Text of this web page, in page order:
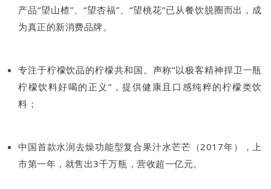
产品“望山楂”、“望杏福”、“望桃花”已从餐饮脱圈而出，成
为真正的新消费品牌。
专注于柠檬饮品的柠檬共和国。声称“以极客精神捍卫一瓶
柠檬饮料好喝的正义”，提供健康且口感纯粹的柠檬类饮
料；
中国首款水润去燥功能型复合果汁水芒芒（2017年），上
市第一年，就售出3千万瓶，营收超一亿元。